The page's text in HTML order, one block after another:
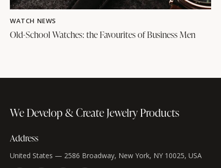
WATCH NEWS
Old-School Watches: the Favourites of Business Men
We Develop & CreateJewelry Products
Address
United States — 2586 Broadway, New York, NY 10025, USA